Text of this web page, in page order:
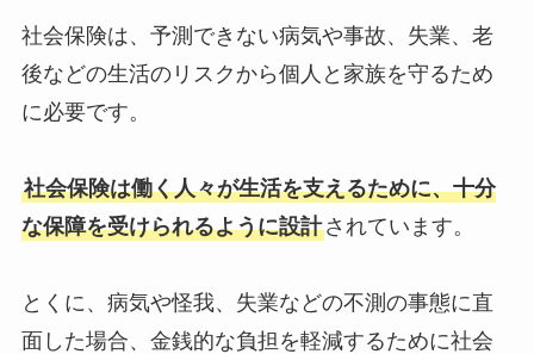
社会保険は、予測できない病気や事故、失業、老
後などの生活のリスクから個人と家族を守るため
に必要です。
社会保険は働く人々が生活を支えるために、十分
な保障を受けられるように設計されています。
とくに、病気や怪我、失業などの不測の事態に直
面した場合、金銭的な負担を軽減するために社会